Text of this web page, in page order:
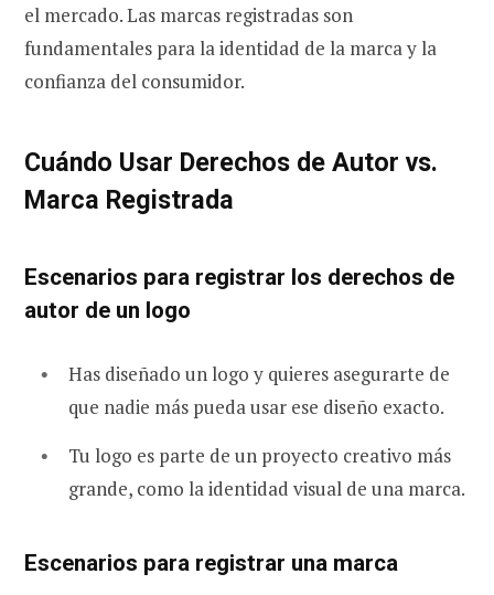
el mercado. Las marcas registradas son
fundamentales para la identidad de la marca y la
confianza del consumidor.
Cuándo Usar Derechos de Autor vs.
Marca Registrada
Escenarios para registrar los derechos de
autor de un logo
Has diseñado un logo y quieres asegurarte de
que nadie más pueda usar ese diseño exacto.
Tu logo es parte de un proyecto creativo más
grande, como la identidad visual de una marca.
Escenarios para registrar una marca